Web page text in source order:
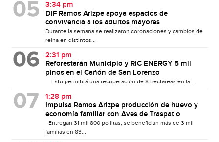
3:34 pm
DIF Ramos Arizpe apoya espacios de
convivencia a los adultos mayores
Durante la semana se realizaron coronaciones y cambios de
reina en distintos...
2:31 pm
Reforestarán Municipio y RIC ENERGY 5 mil
pinos en el Cañón de San Lorenzo
Esto permitirá una recuperación de 8 hectáreas en la...
1:28 pm
Impulsa Ramos Arizpe producción de huevo y
economía familiar con Aves de Traspatio
Entregan 31 mil 800 pollitas; se benefician más de 3 mil
familias en 83...